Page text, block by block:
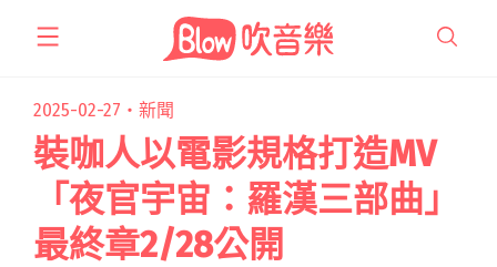
2025-02-27・ 新聞
裝咖人以電影規格打造MV
「夜官宇宙：羅漢三部曲」
最終章2/28公開